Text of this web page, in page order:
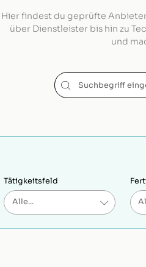
Hier findest du geprüfte
über Dienstleister bis hin zu
und
Tätigkeitsfeld